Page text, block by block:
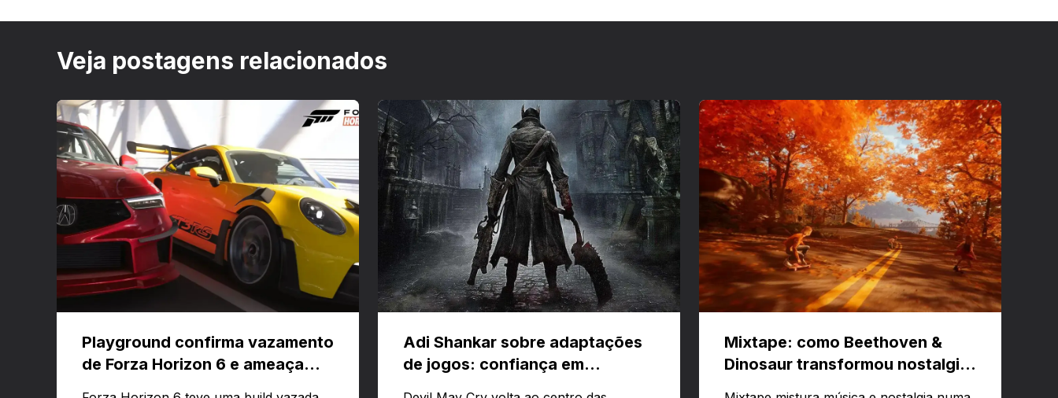
Veja postagens relacionados
Playground confirma vazamento
de Forza Horizon 6 e ameaça
Adi Shankar sobre adaptações
de jogos: confiança em
Mixtape: como Beethoven &
Dinosaur transformou nostalgia